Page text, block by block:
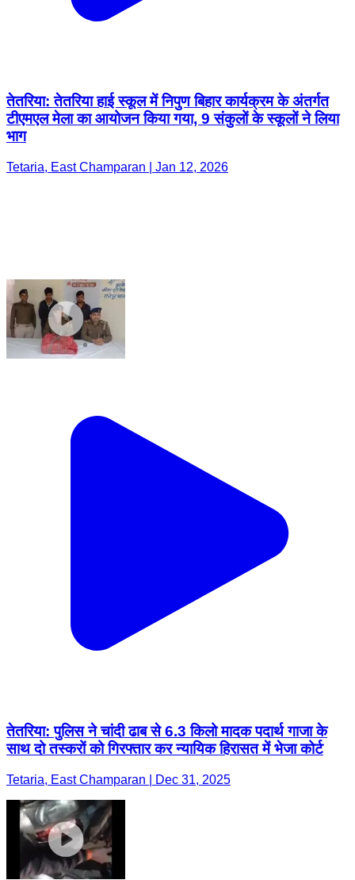
तेतरिया: तेतरिया हाई स्कूल में निपुण बिहार कार्यक्रम के अंतर्गत
टीएमएल मेला का आयोजन किया गया, 9 संकुलों के स्कूलों ने लिया
तेतरिया: पुलिस ने चांदी ढाब से 6.3 किलो मादक पदार्थ गाजा के
साथ दो तस्करों को गिरफ्तार कर न्यायिक हिरासत में भेजा कोर्ट
Tetaria, East Champaran | Dec 31, 2025